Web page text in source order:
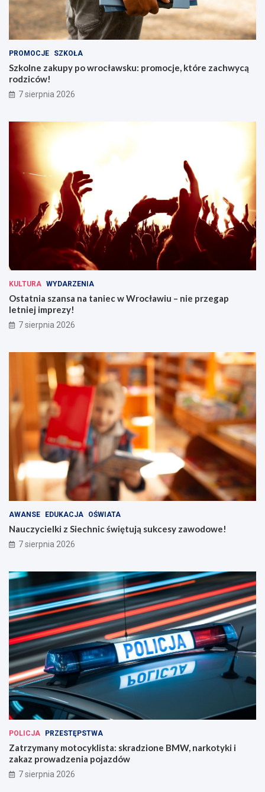
PROMOCJE SZKOŁA
Szkolne zakupy po wrocławsku: promocje, które zachwycą
rodziców!
7 sierpnia 2026
KULTURA WYDARZENIA
Ostatnia szansa na taniec w Wrocławiu – nie przegap
letniej imprezy!
7 sierpnia 2026
AWANSE EDUKACJA OŚWIATA
Nauczycielki z Siechnic świętują sukcesy zawodowe!
7 sierpnia 2026
POLICJA PRZESTĘPSTWA
Zatrzymany motocyklista: skradzione BMW, narkotyki i
zakaz prowadzenia pojazdów
7 sierpnia 2026